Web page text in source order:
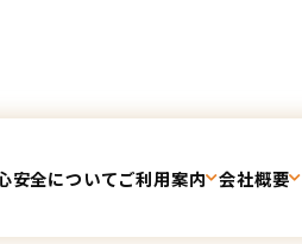
安全についてご利用案内 会社概要